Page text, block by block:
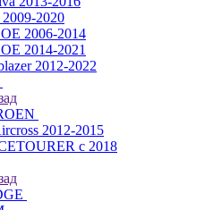
2020
2006-2014
2014-2021
2012-2022
2012-2015
с 2018